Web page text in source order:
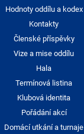
Hodnoty oddílu a kodex
Kontakty
Členské příspěvky
Vize a mise oddílu
Hala
Termínová listina
Klubová identita
Pořádání akcí
Domácí utkání a turnaje